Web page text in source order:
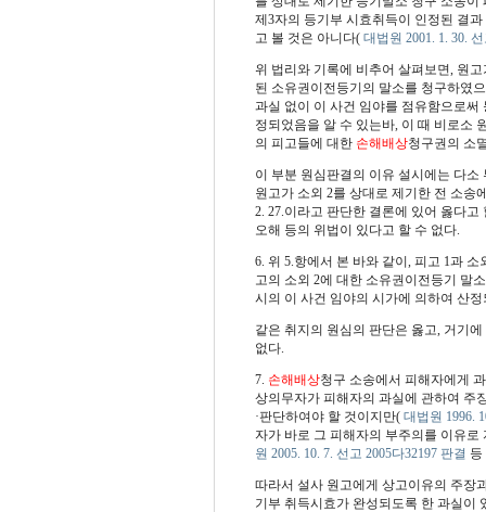
제3자의 등기부 시효취득이 인정된 결
고 볼 것은 아니다( 대법원 2001. 1. 30.
위 법리와 기록에 비추어 살펴보면, 원
된 소유권이전등기의 말소를 청구하였
과실 없이 이 사건 임야를 점유함으로써
정되었음을 알 수 있는바, 이 때 비로소
의 피고들에 대한 손해배상청구권의 소
이 부분 원심판결의 이유 설시에는 다
원고가 소외 2를 상대로 제기한 전 소송
2. 27.이라고 판단한 결론에 있어 옳다
오해 등의 위법이 있다고 할 수 없다.
6. 위 5.항에서 본 바와 같이, 피고 1과 소
고의 소외 2에 대한 소유권이전등기 말
시의 이 사건 임야의 시가에 의하여 산
같은 취지의 원심의 판단은 옳고, 거기
없다.
7. 손해배상청구 소송에서 피해자에게
상의무자가 피해자의 과실에 관하여 주
·판단하여야 할 것이지만( 대법원 1996.
자가 바로 그 피해자의 부주의를 이유
원 2005. 10. 7. 선고 2005다32197 판결 등
따라서 설사 원고에게 상고이유의 주장
기부 취득시효가 완성되도록 한 과실이